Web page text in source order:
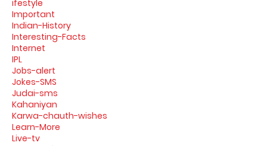
ifestyle
Important
Indian-History
Interesting-Facts
Internet
IPL
Jobs-alert
Jokes-SMS
Judai-sms
Kahaniyan
Karwa-chauth-wishes
Learn-More
Live-tv